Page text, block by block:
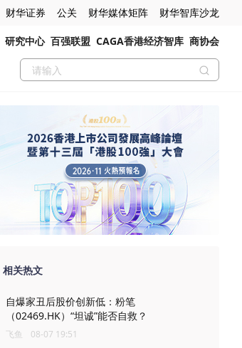
财华证券 公关 财华媒体矩阵 财华智库沙龙
研究中心 百强联盟 CAGA香港经济智库 商协会
相关热文
自爆家丑后股价创新低：粉笔
（02469.HK）“坦诚”能否自救？
飞鱼 08-07 19:51